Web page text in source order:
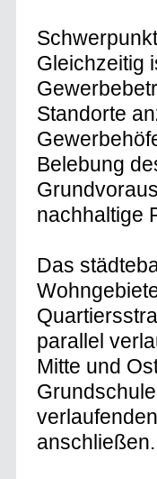
Gleichzeitig
Standorte
Belebung
nachhaltige
Das
parallel
Mitte und
anschließen.